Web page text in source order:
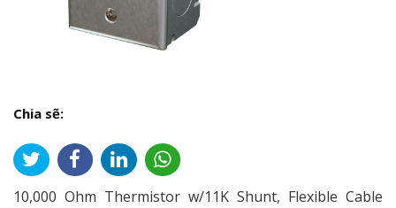
Chia sẽ:
10,000 Ohm Thermistor w/11K Shunt, Flexible Cable